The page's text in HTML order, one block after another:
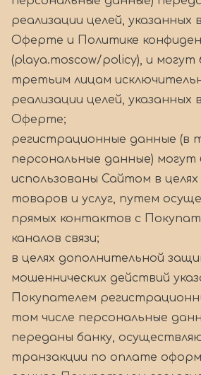
реализации целей, указанных
Оферте и Политике
(playa.moscow/policy), и
третьим лицам
реализации целей, указанных
Оферте;
регистрационные данные (в
персональные данные) могут
использованы Сайтом в
товаров и услуг, путем
прямых контактов с
каналов связи;
в целях дополнительной
мошеннических действий
Покупателем
том числе персональные
переданы банку,
транзакции по оплате